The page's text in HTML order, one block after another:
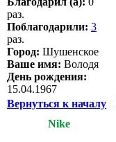
раз.
Поблагодарили: 3
раз.
Город: Шушенское
Ваше имя: Володя
День рождения:
15.04.1967
Вернуться к началу
Nike